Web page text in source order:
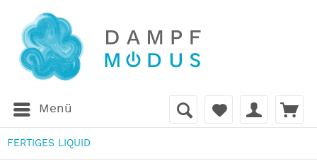
Menü
FERTIGES LIQUID